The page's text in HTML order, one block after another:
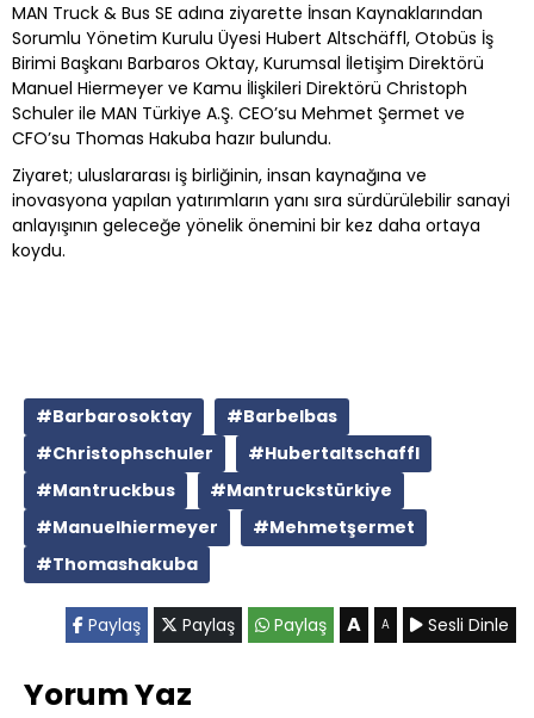
MAN Truck & Bus SE adına ziyarette İnsan Kaynaklarından
Sorumlu Yönetim Kurulu Üyesi Hubert Altschäffl, Otobüs İş
Birimi Başkanı Barbaros Oktay, Kurumsal İletişim Direktörü
Manuel Hiermeyer ve Kamu İlişkileri Direktörü Christoph
Schuler ile MAN Türkiye A.Ş. CEO’su Mehmet Şermet ve
CFO’su Thomas Hakuba hazır bulundu.
Ziyaret; uluslararası iş birliğinin, insan kaynağına ve
inovasyona yapılan yatırımların yanı sıra sürdürülebilir sanayi
anlayışının geleceğe yönelik önemini bir kez daha ortaya
koydu.
#Barbarosoktay
#Barbelbas
#Christophschuler
#Hubertaltschaffl
#Mantruckbus
#Mantruckstürkiye
#Manuelhiermeyer
#Mehmetşermet
#Thomashakuba
Paylaş Paylaş Paylaş A A Sesli Dinle
Yorum Yaz